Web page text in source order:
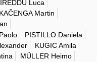
Luca
KAČENGA Martin
PISTILLO Daniela
KUGIC Amila
MÜLLER Heimo